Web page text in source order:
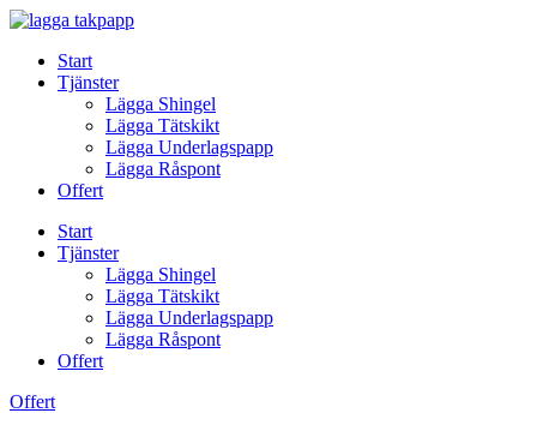
Skip
contentStart
Tjänster
Lägga Shingel
Lägga Tätskikt
Lägga Underlagspapp
Lägga Råspont
Offert
Start
Tjänster
Lägga Shingel
Lägga Tätskikt
Lägga Underlagspapp
Lägga Råspont
Offert
Offert